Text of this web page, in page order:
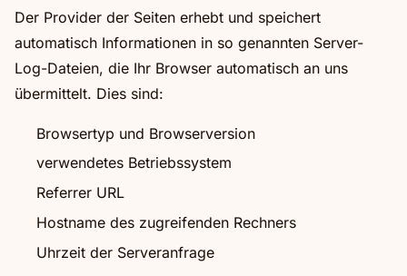
Der Provider der Seiten erhebt und speichert
automatisch Informationen in so genannten Server-
Log-Dateien, die Ihr Browser automatisch an uns
übermittelt. Dies sind:
Browsertyp und Browserversion
verwendetes Betriebssystem
Referrer URL
Hostname des zugreifenden Rechners
Uhrzeit der Serveranfrage